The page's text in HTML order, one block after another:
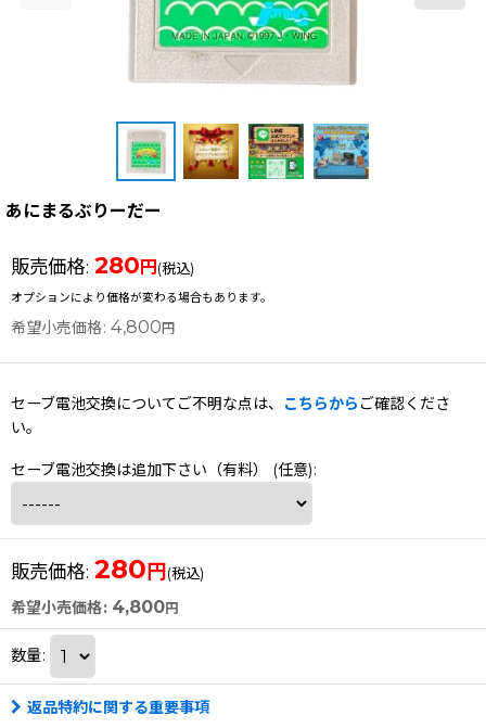
あにまるぶりーだー
販売価格: 280 円 (税込)
オプションにより価格が変わる場合もあります。
希望小売価格: 4,800 円
セーブ電池交換についてご不明な点は、 こちらから ご確認くださ
い。
セーブ電池交換は追加下さい（有料） (任意):
販売価格: 280円(税込)
希望小売価格: 4,800円
数量:
返品特約に関する重要事項